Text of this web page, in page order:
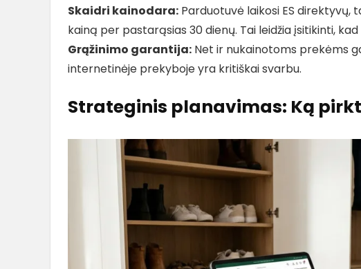
Skaidri kainodara: Parduotuvė laikosi ES direktyvų,
kainą per pastarąsias 30 dienų. Tai leidžia įsitikinti,
Grąžinimo garantija: Net ir nukainotoms prekėms
internetinėje prekyboje yra kritiškai svarbu.
Strateginis planavimas: Ką